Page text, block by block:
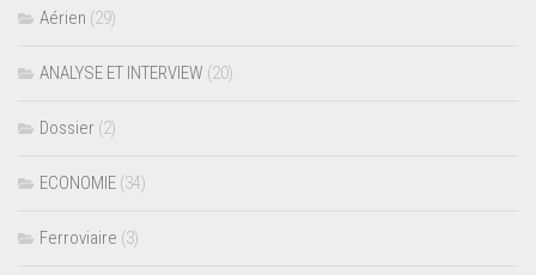
Aérien (29)
ANALYSE ET INTERVIEW (20)
Dossier (2)
ECONOMIE (34)
Ferroviaire (3)